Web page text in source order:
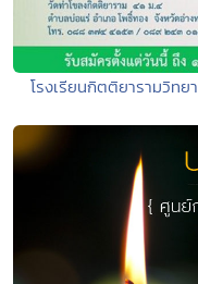
โรงเรียนกิตติยารามวิทย